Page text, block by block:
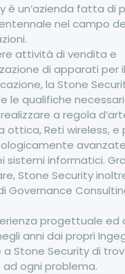
è un’azienda fatta di
nel campo
attività di vendita e
di apparati per
la Stone
le qualifiche
a regola
ottica, Reti wireless, e
sistemi informatici.
Stone Security
Governance
progettuale ed
anni dai propri
a Stone Security di
ad ogni problema.